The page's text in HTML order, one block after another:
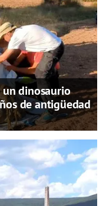
un dinosaurio
de antigüedad